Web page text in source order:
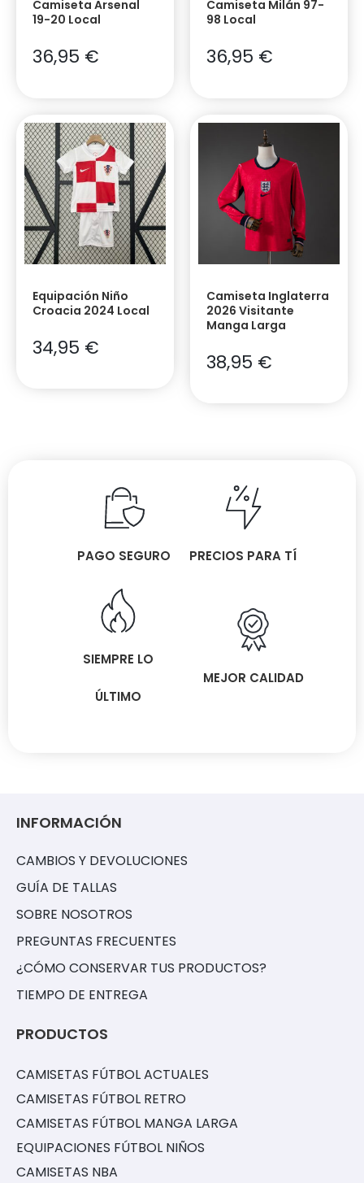
Camiseta Arsenal
19-20 Local
36,95 €
Camiseta Milán 97-
98 Local
36,95 €
Equipación Niño
Croacia 2024 Local
34,95 €
Camiseta Inglaterra
2026 Visitante
Manga Larga
38,95 €
PAGO SEGURO PRECIOS PARA TÍ
SIEMPRE LO
ÚLTIMO
MEJOR CALIDAD
INFORMACIÓN
CAMBIOS Y DEVOLUCIONES
GUÍA DE TALLAS
SOBRE NOSOTROS
PREGUNTAS FRECUENTES
¿CÓMO CONSERVAR TUS PRODUCTOS?
TIEMPO DE ENTREGA
PRODUCTOS
CAMISETAS FÚTBOL ACTUALES
CAMISETAS FÚTBOL RETRO
CAMISETAS FÚTBOL MANGA LARGA
EQUIPACIONES FÚTBOL NIÑOS
CAMISETAS NBA